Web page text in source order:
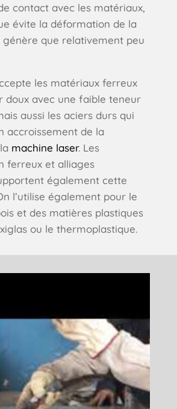
contact avec les matériaux,
évite la déformation de la
que relativement peu
les matériaux ferreux
doux avec une faible teneur
aussi les aciers durs qui
accroissement de la
machine laser. Les
ferreux et alliages
également cette
l’utilise également pour le
et des matières plastiques
ou le thermoplastique.